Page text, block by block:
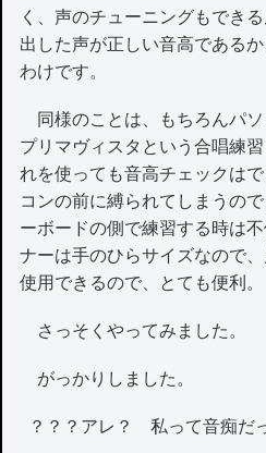
く、声のチューニングもでき
出した声が正しい音高である
わけです。
同様のことは、もちろんパ
プリマヴィスタという合唱練
れを使っても音高チェックは
コンの前に縛られてしまうの
ーボードの側で練習する時は
ナーは手のひらサイズなので
使用できるので、とても便利。
さっそくやってみました。
がっかりしました。
？？？アレ？ 私って音痴だ